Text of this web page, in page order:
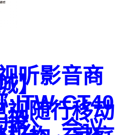
听影音商
】
:ITW-CT40
视随行移动
架公、会议